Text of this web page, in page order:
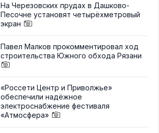
На Черезовских прудах в Дашково-
Песочне установят четырёхметровый
экран
Павел Малков прокомментировал ход
строительства Южного обхода Рязани
«Россети Центр и Приволжье»
обеспечили надёжное
электроснабжение фестиваля
«Атмосфера»